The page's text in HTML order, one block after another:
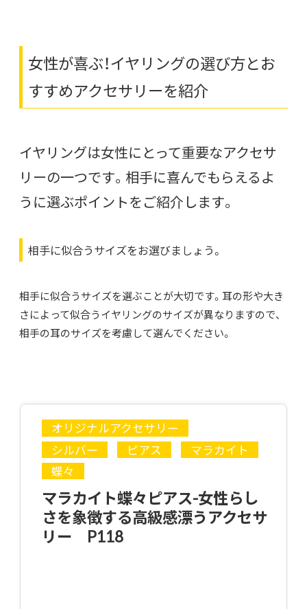
女性が喜ぶ！イヤリングの選び方とお
すすめアクセサリーを紹介
イヤリングは女性にとって重要なアクセサ
リーの一つです。相手に喜んでもらえるよ
うに選ぶポイントをご紹介します。
相手に似合うサイズをお選びましょう。
相手に似合うサイズを選ぶことが大切です。耳の形や大き
さによって似合うイヤリングのサイズが異なりますので、
相手の耳のサイズを考慮して選んでください。
オリジナルアクセサリー
シルバー
ピアス
マラカイト
蝶々
マラカイト蝶々ピアス-女性らし
さを象徴する高級感漂うアクセサ
リー P118